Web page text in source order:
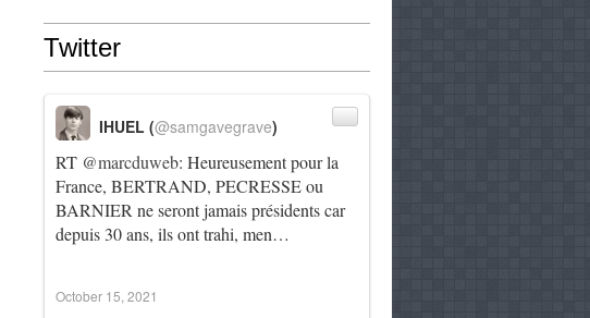
Twitter
RT @marcduweb: Heureusement pour la
France, BERTRAND, PECRESSE ou
BARNIER ne seront jamais présidents car
depuis 30 ans, ils ont trahi, men…
IHUEL (@samgavegrave)
October 15, 2021